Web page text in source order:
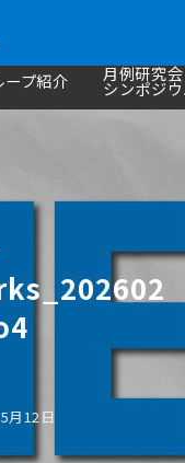
ープ紹介 月例研究
シンポジ
月12日